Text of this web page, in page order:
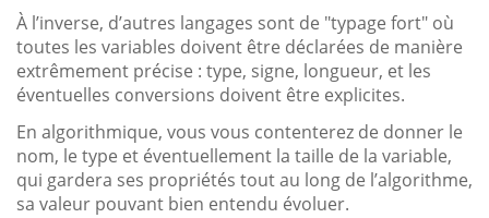
À l’inverse, d’autres langages sont de "typage fort" où
toutes les variables doivent être déclarées de manière
extrêmement précise : type, signe, longueur, et les
éventuelles conversions doivent être explicites.
En algorithmique, vous vous contenterez de donner le
nom, le type et éventuellement la taille de la variable,
qui gardera ses propriétés tout au long de l’algorithme,
sa valeur pouvant bien entendu évoluer.